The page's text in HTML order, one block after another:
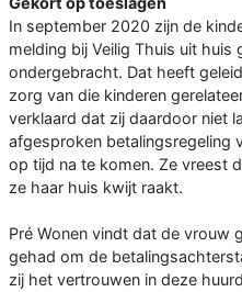
In september 2020 zijn de
melding bij Veilig Thuis uit huis
ondergebracht. Dat heeft
zorg van die kinderen
verklaard dat zij daardoor niet
afgesproken betalingsregeling
op tijd na te komen. Ze vreest
ze haar huis kwijt raakt.
Pré Wonen vindt dat de vrouw
gehad om de
zij het vertrouwen in deze